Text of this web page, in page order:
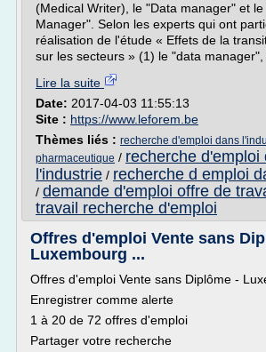
(Medical Writer), le "Data manager" et
Manager". Selon les experts qui ont
réalisation de l'étude « Effets de la
sur les secteurs » (1) le "data manager",
Lire la suite
Date: 2017-04-03 11:55:13
Site : https://www.leforem.be
Thèmes liés : recherche d'emploi dans
pharmaceutique / recherche d'emploi
l'industrie / recherche d emploi
/ demande d'emploi offre de
travail recherche d'emploi
Offres d'emploi Vente sans
Luxembourg ...
Offres d'emploi Vente sans Diplôme -
Enregistrer comme alerte
1 à 20 de 72 offres d'emploi
Partager votre recherche